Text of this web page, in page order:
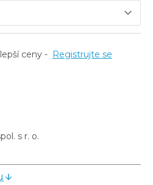
ceny - Registrujte se
s r. o.